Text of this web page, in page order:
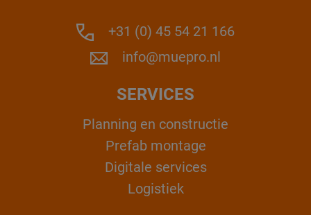
+31 (0) 45 54 21 166
info@muepro.nl
SERVICES
Planning en constructie
Prefab montage
Digitale services
Logistiek